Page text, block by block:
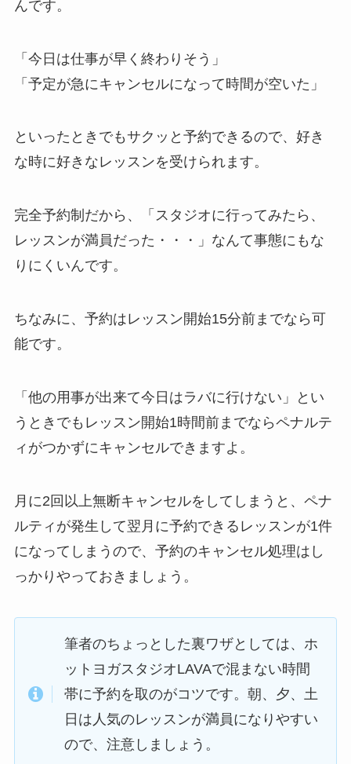
んです。
「今日は仕事が早く終わりそう」
「予定が急にキャンセルになって時間が空いた」
といったときでもサクッと予約できるので、好き
な時に好きなレッスンを受けられます。
完全予約制だから、
「スタジオに行ってみたら、
レッスンが満員だった・・・」 なんて事態にもな
りにくいんです。
ちなみに、予約はレッスン開始15分前までなら可
能です。
「他の用事が出来て今日はラバに行けない」
とい
うときでもレッスン開始1時間前までならペナルテ
ィがつかずにキャンセルできますよ。
月に2回以上無断キャンセルをしてしまうと、ペナ
ルティが発生して翌月に予約できるレッスンが1件
になってしまうので、予約のキャンセル処理はし
っかりやっておきましょう。
筆者のちょっとした裏ワザとしては、ホ
ットヨガスタジオLAVAで混まない時間
帯に予約を取のがコツです。朝、夕、土
日は人気のレッスンが満員になりやすい
ので、注意しましょう。